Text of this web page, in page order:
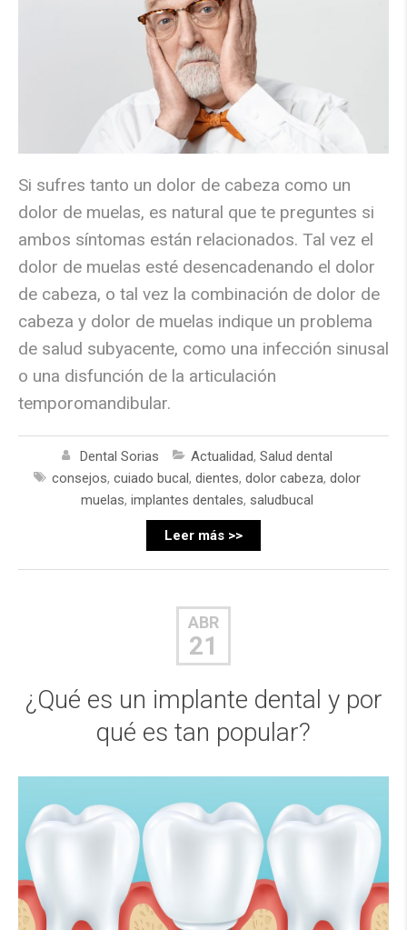
Si sufres tanto un dolor de cabeza como un
dolor de muelas, es natural que te preguntes si
ambos síntomas están relacionados. Tal vez el
dolor de muelas esté desencadenando el dolor
de cabeza, o tal vez la combinación de dolor de
cabeza y dolor de muelas indique un problema
de salud subyacente, como una infección sinusal
o una disfunción de la articulación
temporomandibular.
Dental Sorias Actualidad, Salud dental
consejos, cuiado bucal, dientes, dolor cabeza, dolor
muelas, implantes dentales, saludbucal
Leer más >>
ABR
21
¿Qué es un implante dental y por
qué es tan popular?